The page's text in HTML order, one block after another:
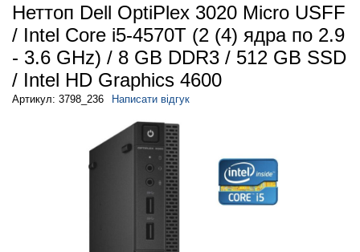
Неттоп Dell OptiPlex 3020 Micro USFF
/ Intel Core i5-4570T (2 (4) ядра по 2.9
- 3.6 GHz) / 8 GB DDR3 / 512 GB SSD
/ Intel HD Graphics 4600
Артикул: 3798_236 Написати відгук